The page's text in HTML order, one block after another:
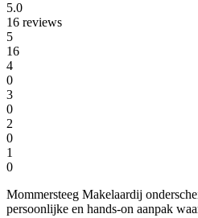
5.0
16 reviews
5
16
4
0
3
0
2
0
1
0
Mommersteeg Makelaardij
persoonlijke en hands-on aanpak